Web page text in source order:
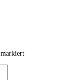
markiert